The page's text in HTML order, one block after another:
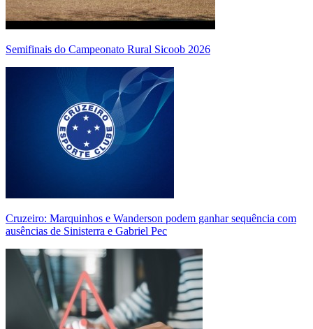
Semifinais do Campeonato Rural Sicoob 2026
Cruzeiro: Marquinhos e Wanderson podem ganhar sequência com
ausências de Sinisterra e Gabriel Pec